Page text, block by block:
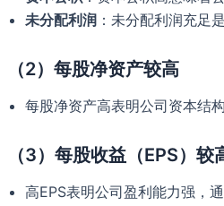
未分配利润 ：未分配利润充足
（2）每股净资产较高
每股净资产高表明公司资本结
（3）每股收益（EPS）较
高EPS表明公司盈利能力强，